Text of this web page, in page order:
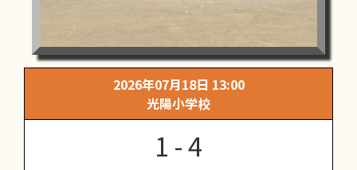
2026年07月18日 13:00
光陽小学校
1 - 4